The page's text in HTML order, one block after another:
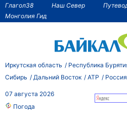
Глагол38 Наш Север
Монголия Гид
Иркутская область Республика
Сибирь
Дальний Восток АТР
07 августа 2026
Погода